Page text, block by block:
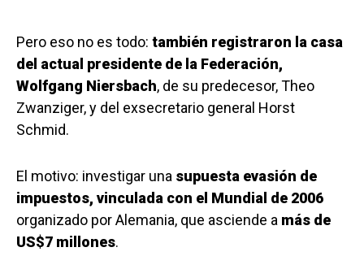
Pero eso no es todo: también registraron la casa
del actual presidente de la Federación,
Wolfgang Niersbach, de su predecesor, Theo
Zwanziger, y del exsecretario general Horst
Schmid.
El motivo: investigar una supuesta evasión de
impuestos, vinculada con el Mundial de 2006
organizado por Alemania, que asciende a más de
US$7 millones.